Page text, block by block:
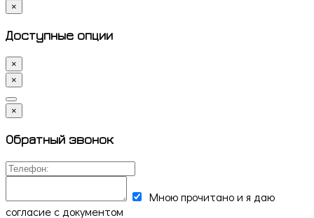
×
Доступные опции
×
×
×
Обратный звонок
Мною прочитано и я даю
согласие с документом